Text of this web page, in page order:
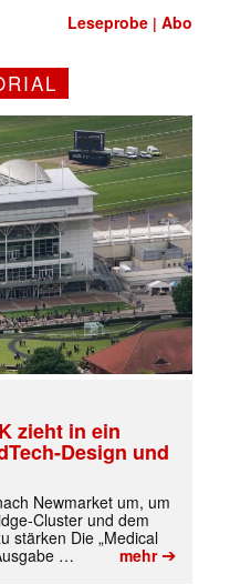
Leseprobe |Abo
zieht in ein
Design und
Newmarket um, um
Cluster und dem
stärken Die „Medical
…
mehr➔